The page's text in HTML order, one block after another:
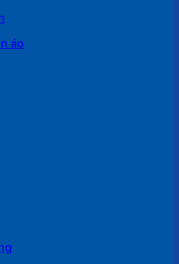
áo